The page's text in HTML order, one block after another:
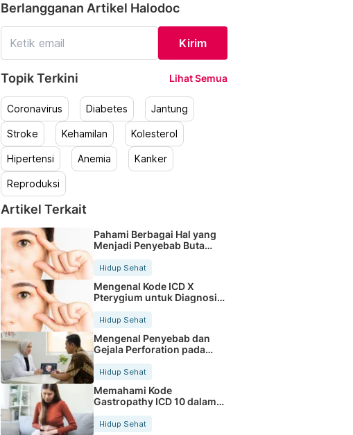
Berlangganan Artikel Halodoc
Kirim
Topik Terkini Lihat Semua
Coronavirus Diabetes Jantung
Stroke Kehamilan Kolesterol
Hipertensi Anemia Kanker
Reproduksi
Artikel Terkait
Pahami Berbagai Hal yang
Menjadi Penyebab Buta
Hidup Sehat
Mengenal Kode ICD X
Pterygium untuk Diagnosis
Hidup Sehat
Mengenal Penyebab dan
Gejala Perforation pada
Tubuh
Hidup Sehat
Memahami Kode
Gastropathy ICD 10 dalam
Rekam Medis Pasien
Hidup Sehat